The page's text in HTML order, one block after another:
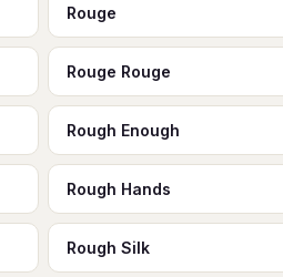
Rouge
Rouge Rouge
Rough Enough
Rough Hands
Rough Silk